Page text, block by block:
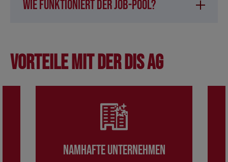
Wie funktioniert der Job-Pool?
Vorteile mit der DIS AG
Namhafte Unternehmen